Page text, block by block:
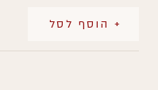
+ הוסף לסל